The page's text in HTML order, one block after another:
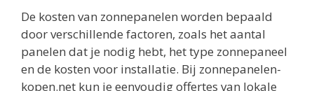
De kosten van zonnepanelen worden bepaald
door verschillende factoren, zoals het aantal
panelen dat je nodig hebt, het type zonnepaneel
en de kosten voor installatie. Bij zonnepanelen-
kopen.net kun je eenvoudig offertes van lokale